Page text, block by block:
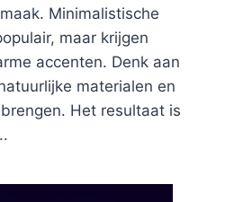
Minimalistische
maar krijgen
accenten. Denk aan
materialen en
Het resultaat is